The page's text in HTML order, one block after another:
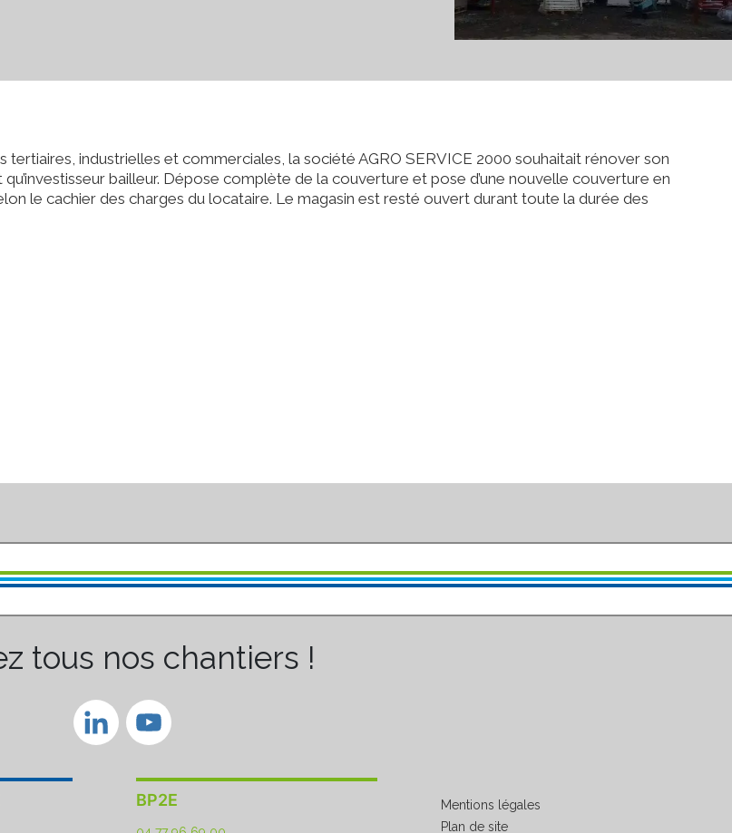
industrielles et commerciales, la société AGRO SERVICE 2000 souhaitait rénover son
bailleur. Dépose complète de la couverture et pose d’une nouvelle couverture en
le cachier des charges du locataire. Le magasin est resté ouvert durant toute la durée des
tous nos chantiers !
LinkedIn
BP2E
Mentions légales
Plan de site